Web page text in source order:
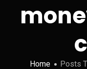
Home Posts